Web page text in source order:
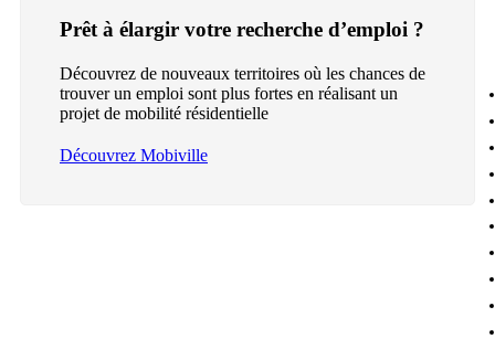
Prêt à élargir votre recherche d’emploi ?
Découvrez de nouveaux territoires où les chances de
trouver un emploi sont plus fortes en réalisant un
projet de mobilité résidentielle
Découvrez Mobiville